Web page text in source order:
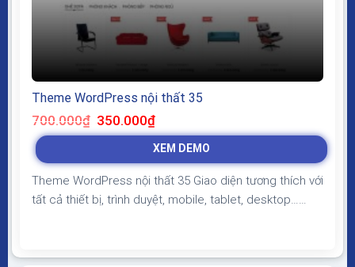
Theme WordPress nội thất 35
700.000₫ Giá
gốc
là:
350.000₫Giá
tại
là:
XEM DEMO
Theme WordPress nội thất 35 Giao diện tương thích với
tất cả thiết bị, trình duyệt, mobile, tablet, desktop…
ưu với các công cụ tìm kiếm Theme sạch hoàn toàn